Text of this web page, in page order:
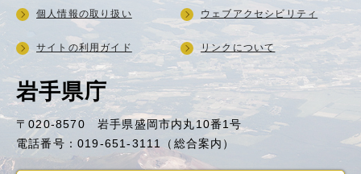
岩手県庁
〒020-8570 岩手県盛岡市内丸10番1号
電話番号：019-651-3111（総合案内）
個人情報の取り扱い ウェブアクセシビリティ
サイトの利用ガイド リンクについて